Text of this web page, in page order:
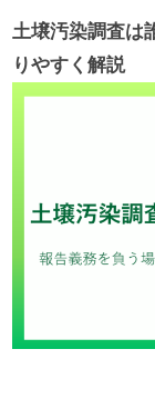
土壌汚染調査は
りやすく解説